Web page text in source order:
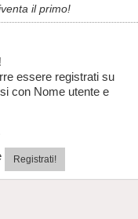
il primo!
essere registrati su
con Nome utente e
Registrati!